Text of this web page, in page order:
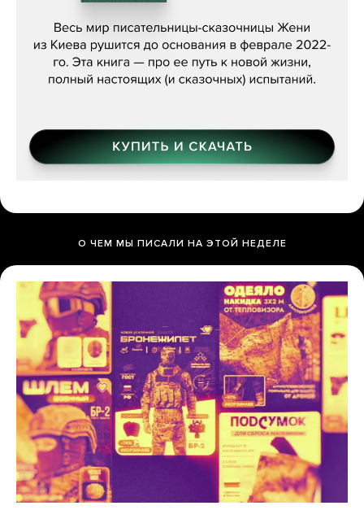
Женя Бережная, «(Не) о войне»
О ЧЕМ МЫ ПИСАЛИ НА ЭТОЙ НЕДЕЛЕ